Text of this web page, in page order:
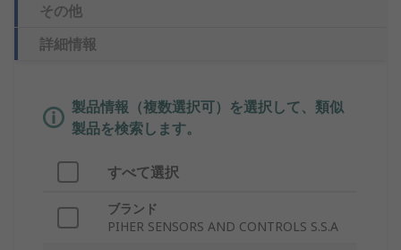
その他
詳細情報
製品情報（複数選択可）を選択して、類似
製品を検索します。
すべて選択
ブランド
PIHER SENSORS AND CONTROLS S.S.A